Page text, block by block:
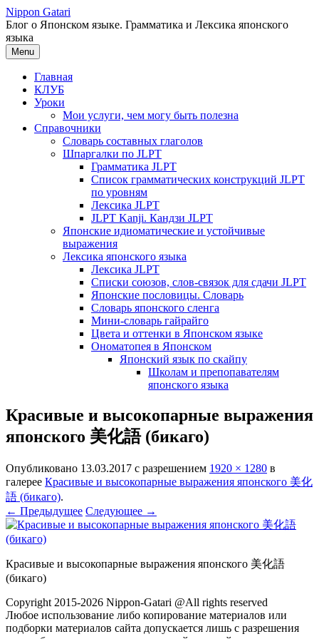
Перейти
к
содержимому
Nippon Gatari
Блог о Японском языке. Грамматика и Лексика японского
языка
Menu
Главная
КЛУБ
Уроки
Мои услуги, чем могу быть полезна
Справочники
Словарь составных глаголов
Шпаргалки по JLPT
Грамматика JLPT
Список грамматических конструкций JLPT
по уровням
Лексика JLPT
JLPT Kanji. Кандзи JLPT
Японские идиоматические и устойчивые
выражения
Лексика японского языка
Лексика JLPT
Списки союзов, слов-связок для сдачи JLPT
Японские пословицы. Словарь
Словарь японского сленга
Мини-словарь гайрайго
Цвета и оттенки в Японском языке
Ономатопея в Японском
Японский язык по скайпу
Школам и препопавателям
японского языка
Красивые и высокопарные выражения
японского 美化語 (бикаго)
Опубликовано 13.03.2017 с разрешением 1920 × 1280 в
галерее Красивые и высокопарные выражения японского 美化
語 (бикаго).
← Предыдущее Следующее →
Красивые и высокопарные выражения японского 美化語
(бикаго)
Copyright 2015-2026 Nippon-Gatari @All rights reserved
Любое использование либо копирование материалов или
подборки материалов сайта допускается лишь с разрешения